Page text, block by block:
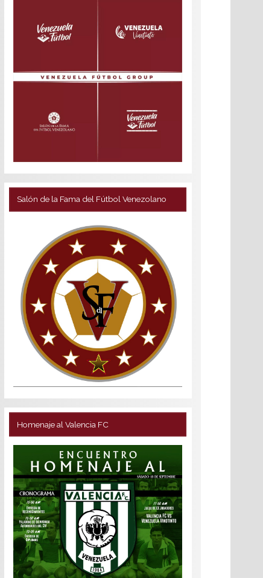
Salón de la Fama del Fútbol Venezolano
Homenaje al Valencia FC